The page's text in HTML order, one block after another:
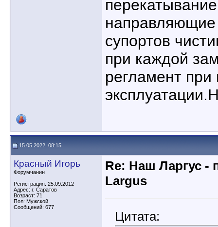
супортов
при каждой
регламент при
15.05.2022, 08:15
Красный Игорь
Форумчанин
Регистрация: 25.09.2012
Адрес: г. Саратов
Возраст: 71
Пол: Мужской
Сообщений: 677
Re: Наш Ларгус -
Largus
Цитата: